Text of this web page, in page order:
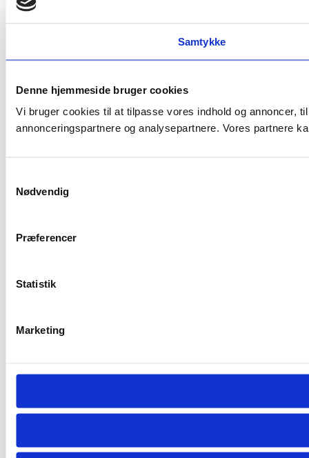
Samtykke
Denne hjemmeside bruger cookies
Vi bruger cookies til at tilpasse vores indhold og annoncer,
annonceringspartnere og analysepartnere. Vores partnere
Nødvendig
Præferencer
Statistik
Marketing